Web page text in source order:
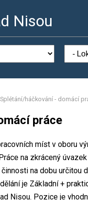
Nisou
Splétání/háčkování - domácí
práce
míst v oboru
na zkrácený
na dobu určitou
je Základní +
Nisou. Pozice je